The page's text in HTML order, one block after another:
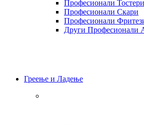
Професионали Тостери
Професионали Скари
Професионали
Други Професионали
Греење и Ладење